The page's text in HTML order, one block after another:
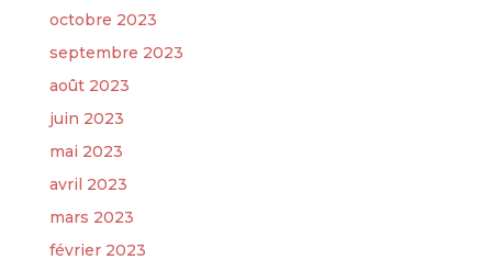
octobre 2023
septembre 2023
août 2023
juin 2023
mai 2023
avril 2023
mars 2023
février 2023